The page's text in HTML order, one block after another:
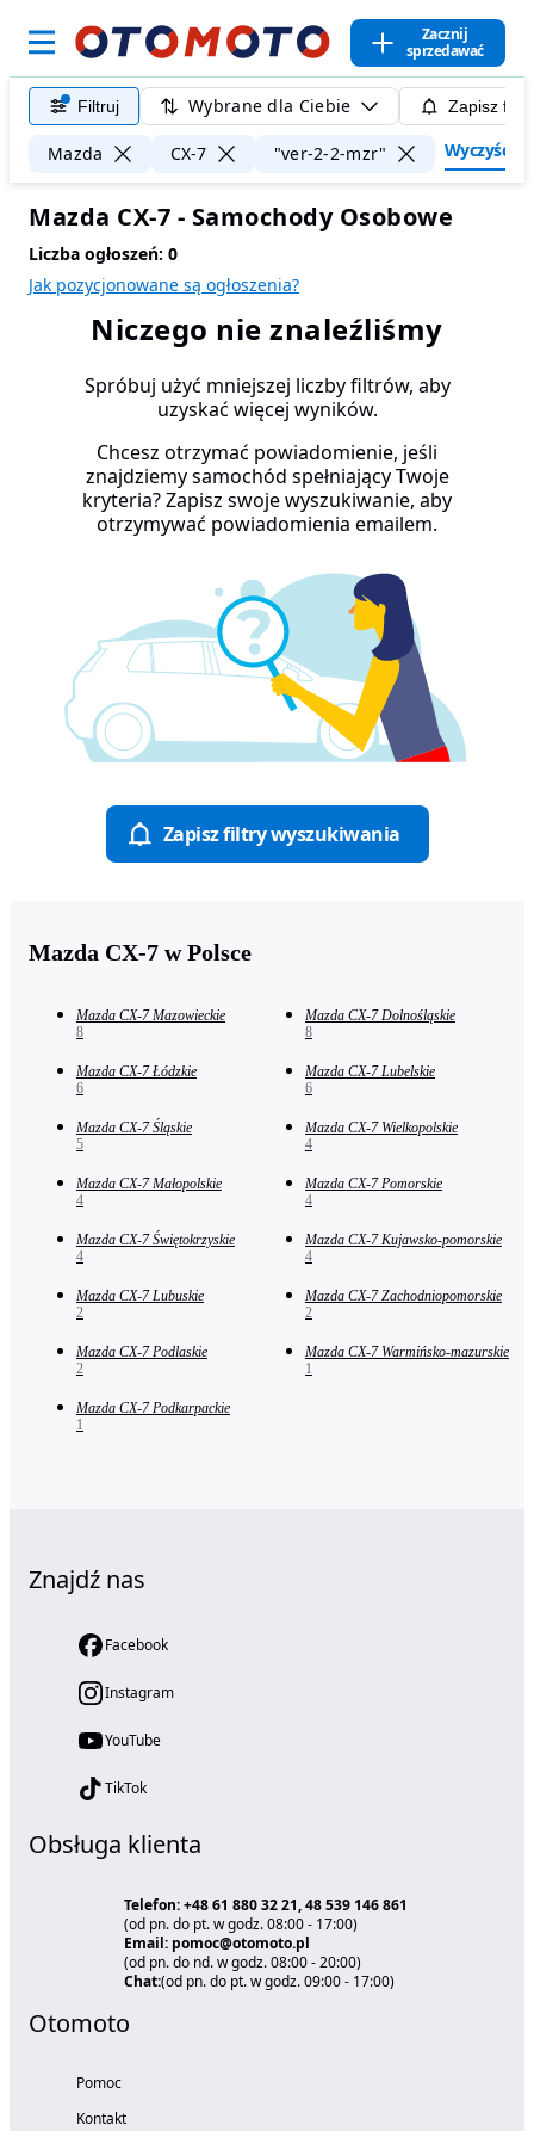
Zacznij
sprzedawać
Filtruj Wybrane dla Ciebie Zapisz
Mazda CX-7 "ver-2-2-mzr" Wyczyść
Mazda CX-7 - Samochody Osobowe
Liczba ogłoszeń: 0
Jak pozycjonowane są ogłoszenia?
Niczego nie znaleźliśmy
Spróbuj użyć mniejszej liczby filtrów, aby
uzyskać więcej wyników.
Chcesz otrzymać powiadomienie, jeśli
znajdziemy samochód spełniający Twoje
kryteria? Zapisz swoje wyszukiwanie, aby
otrzymywać powiadomienia emailem.
Zapisz filtry wyszukiwania
Mazda CX-7 w Polsce
Mazda CX-7 Mazowieckie
8
Mazda CX-7 Dolnośląskie
8
Mazda CX-7 Łódzkie
6
Mazda CX-7 Lubelskie
6
Mazda CX-7 Śląskie
5
Mazda CX-7 Wielkopolskie
4
Mazda CX-7 Małopolskie
4
Mazda CX-7 Pomorskie
4
Mazda CX-7 Świętokrzyskie
4
Mazda CX-7 Kujawsko-pomorskie
4
Mazda CX-7 Lubuskie
2
Mazda CX-7 Zachodniopomorskie
2
Mazda CX-7 Podlaskie
2
Mazda CX-7 Warmińsko-mazurskie
1
Mazda CX-7 Podkarpackie
1
Znajdź nas
Facebook
Instagram
YouTube
TikTok
Obsługa klienta
Telefon: +48 61 880 32 21, 48 539 146 861
(od pn. do pt. w godz. 08:00 - 17:00)
Email: pomoc@otomoto.pl
(od pn. do nd. w godz. 08:00 - 20:00)
Chat:(od pn. do pt. w godz. 09:00 - 17:00)
Otomoto
Pomoc
Kontakt